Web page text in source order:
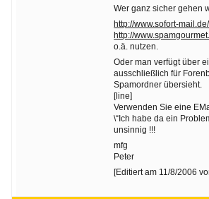
Wer ganz sicher gehen
http://www.sofort-mail.de/
http://
o.ä. nutzen.
Oder man verfügt über
ausschließlich für
Spamordner übersieht.
[line]
Verwenden Sie eine
\“Ich habe da ein
unsinnig !!!
mfg
Peter
[Editiert am 11/8/2006